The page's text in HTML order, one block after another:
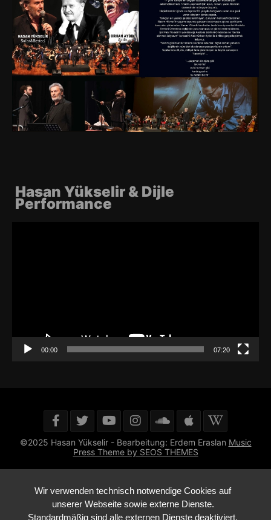
Hasan Yükselir & Dijle
Performance
00:00 07:20
©2025 Hasan Yükselir - Bearbeitung: Erdem Eraslan Music
Press Theme by SEOS THEMES
Wir verwenden technisch notwendige Cookies auf
unserer Webseite sowie externe Dienste.
Standardmäßig sind alle externen Dienste deaktiviert.